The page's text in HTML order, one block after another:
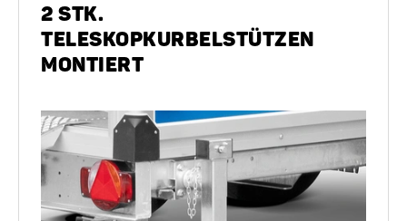
2 STK.
TELESKOPKURBELSTÜTZEN
MONTIERT